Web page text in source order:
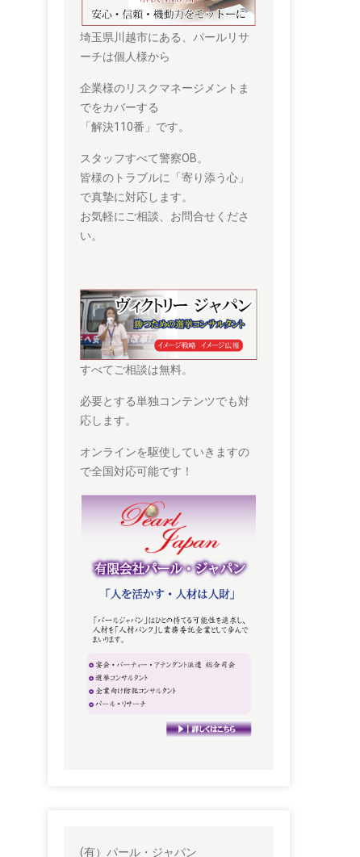
埼玉県川越市にある、パールリサ
ーチは個人様から
企業様のリスクマネージメントま
でをカバーする
「解決110番」です。
スタッフすべて警察OB。
皆様のトラブルに「寄り添う心」
で真摯に対応します。
お気軽にご相談、お問合せくださ
い。
すべてご相談は無料。
必要とする単独コンテンツでも対
応します。
オンラインを駆使していきますの
で全国対応可能です！
(有）パール・ジャパン